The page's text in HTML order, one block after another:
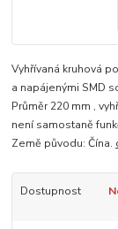
Vyhřívaná kruhová
a napájenými SMD
Průměr 220 mm ,
není samostaně
Země původu: Čína.
Dostupnost